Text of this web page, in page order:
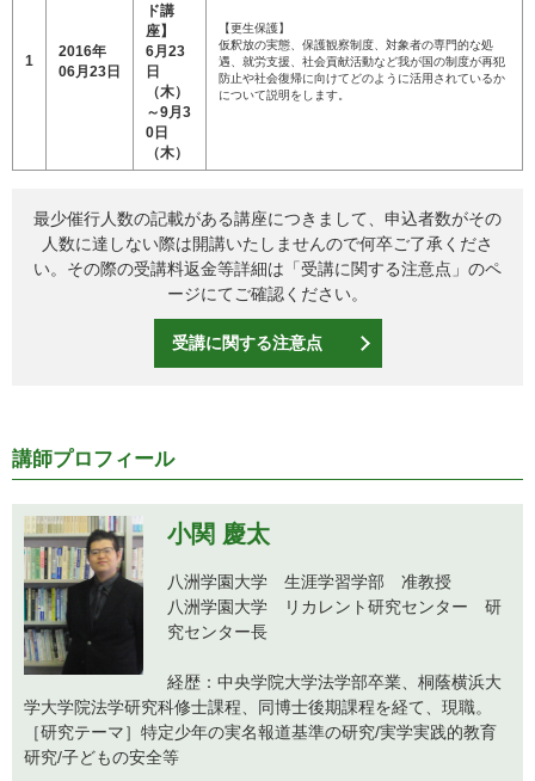
1
2016年
06月23日
ド講
座】
6月23
日
（木）
～9月3
0日
（木）
【更生保護】
仮釈放の実態、保護観察制度、対象者の専門的な処
遇、就労支援、社会貢献活動など我が国の制度が再犯
防止や社会復帰に向けてどのように活用されているか
について説明をします。
最少催行人数の記載がある講座につきまして、申込者数がその
人数に達しない際は開講いたしませんので何卒ご了承くださ
い。その際の受講料返金等詳細は「受講に関する注意点 」のペ
ージにてご確認ください。
受講に関する注意点
講師プロフィール
小関 慶太
八洲学園大学 生涯学習学部 准教授
八洲学園大学 リカレント研究センター 研
究センター長
経歴：中央学院大学法学部卒業、桐蔭横浜大
学大学院法学研究科修士課程、同博士後期課程を経て、現職。
［研究テーマ］特定少年の実名報道基準の研究/実学実践的教育
研究/子どもの安全等